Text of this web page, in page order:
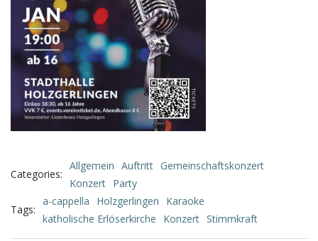
Categories:
Allgemein Auftritt Gemeinschaftskonzert
Konzert Party
Tags:
a-cappella Holzgerlingen
Karaoke
katholische Erlöserkirche
Konzert Stimmkraft